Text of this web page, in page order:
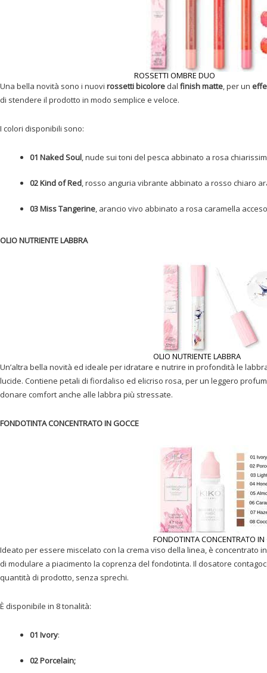
ROSSETTI OMBRE DUO
Una bella novità sono i nuovi rossetti bicolore dal finish matte, per un
di stendere il prodotto in modo semplice e veloce.
I colori disponibili sono:
01 Naked Soul, nude sui toni del pesca abbinato a rosa
02 Kind of Red, rosso anguria vibrante abbinato a rosso chiaro
03 Miss Tangerine, arancio vivo abbinato a rosa caramella
OLIO NUTRIENTE LABBRA
OLIO NUTRIENTE LABBRA
Un’altra bella novità ed ideale per idratare e nutrire in profondità le
lucide. Contiene petali di fiordaliso ed elicriso rosa, per un leggero
donare comfort anche alle labbra più stressate.
FONDOTINTA CONCENTRATO IN GOCCE
FONDOTINTA CONCENTRATO IN
Ideato per essere miscelato con la crema viso della linea, è concentrato
di modulare a piacimento la coprenza del fondotinta. Il dosatore
quantità di prodotto, senza sprechi.
È disponibile in 8 tonalità:
01 Ivory:
02 Porcelain;